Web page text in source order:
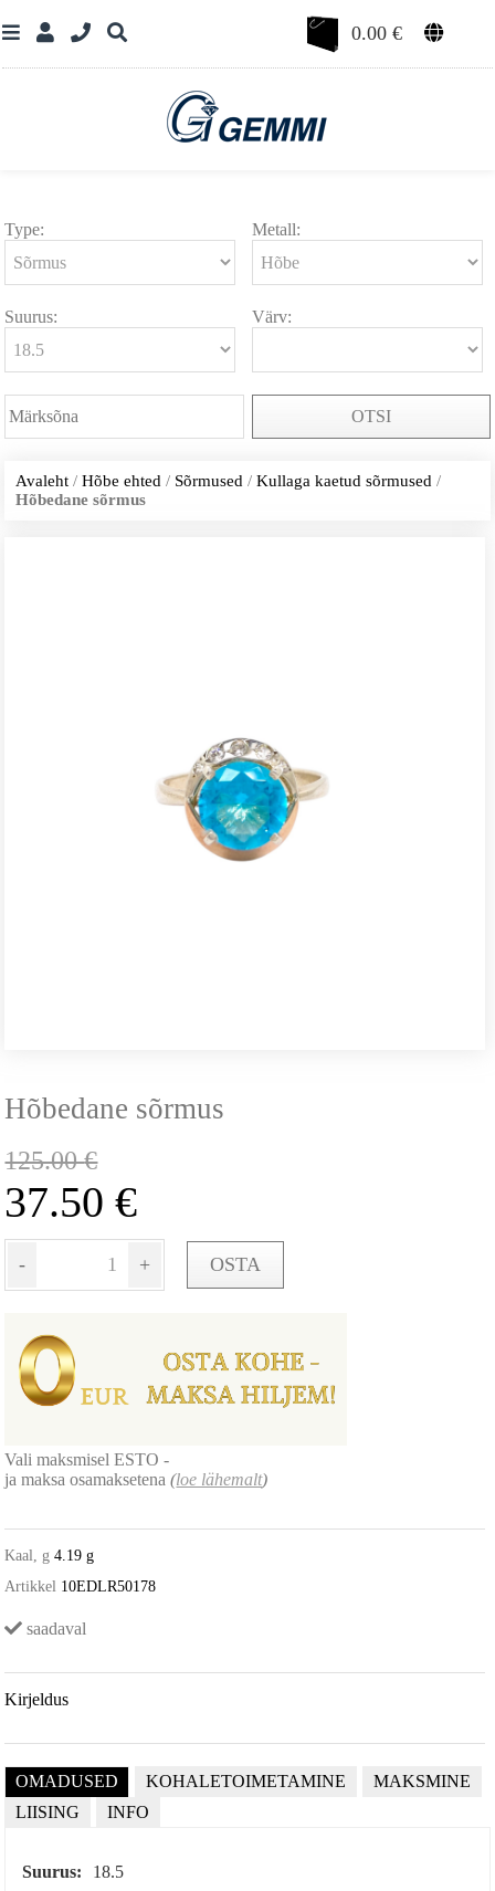
0.00€
Type: Metall:
Suurus: Värv:
OTSI
Avaleht /Hõbe ehted / Sõrmused /Kullaga kaetud sõrmused /
Hõbedane sõrmus
Hõbedane sõrmus
125.00€
37.50€
- + OSTA
Vali maksmisel ESTO -
ja maksa osamaksetena(loe lähemalt)
Kaal, g 4.19 g
Artikkel 10EDLR50178
saadaval
Kirjeldus
OMADUSED KOHALETOIMETAMINE
MAKSMINE
LIISING
INFO
Suurus: 18.5